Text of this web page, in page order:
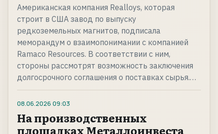
Американская компания Realloys, которая
строит в США завод по выпуску
редкоземельных магнитов, подписала
меморандум о взаимопонимании с компанией
Ramaco Resources. В соответствии с ним,
стороны рассмотрят возможность заключения
долгосрочного соглашения о поставках сырья.…
08.06.2026 09:03
На производственных
площадках Металлоинвеста